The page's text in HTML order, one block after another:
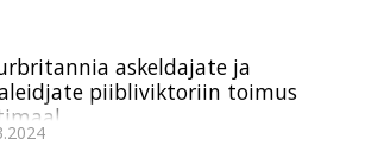
askeldajate ja
piibliviktoriin toimus